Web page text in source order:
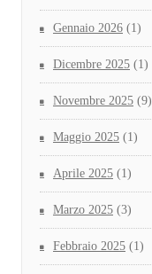
Gennaio 2026 (1)
Dicembre 2025 (1)
Novembre 2025 (9)
Maggio 2025 (1)
Aprile 2025 (1)
Marzo 2025 (3)
Febbraio 2025 (1)